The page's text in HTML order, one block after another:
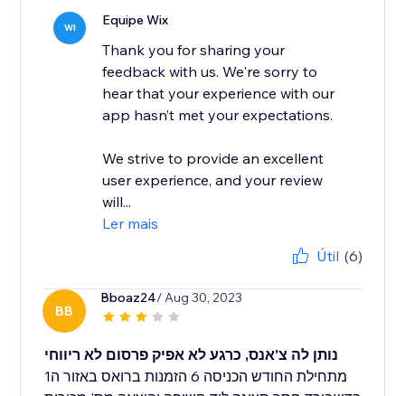
WI Equipe Wix
Thank you for sharing your
feedback with us. We're sorry to
hear that your experience with our
app hasn’t met your expectations.
We strive to provide an excellent
user experience, and your review
will...
Ler mais
Útil (6)
BB
Bboaz24/ Aug 30, 2023
נותן לה צ'אנס, כרגע לא אפיק פרסום לא ריווחי
מתחילת החודש הכניסה 6 הזמנות ברואס באזור ה1